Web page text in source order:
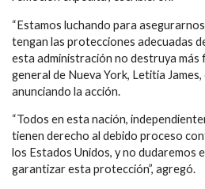
“Estamos luchando para
tengan las protecciones adecuadas
esta administración no destruya más
general de Nueva York, Letitia
anunciando la acción.
“Todos en esta nación,
tienen derecho al debido proceso
los Estados Unidos, y no dudaremos
garantizar esta protección”, agregó.